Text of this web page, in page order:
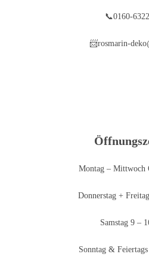
📞0160-
📨rosmarin-
Montag – Mittwoch
Donnerstag +
Samstag 9 –
Sonntag & Feiertags